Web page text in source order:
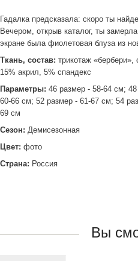
Гадалка предсказала: скоро ты
Вечером, открыв каталог, ты
экране была фиолетовая блуза из
Ткань, состав: трикотаж «бербери»,
15% акрил, 5% спандекс
Параметры: 46 размер - 58-64 см;
60-66 см; 52 размер - 61-67 см; 54
69 см
Сезон: Демисезонная
Цвет: фото
Страна: Россия
Вы